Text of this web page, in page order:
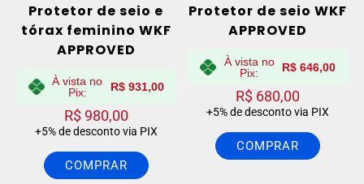
Protetor de seio e
tórax feminino WKF
APPROVED
À vista no
Pix:
R$931,00
R$980,00
+5% de desconto via PIX
COMPRAR
Protetor de seio WKF
APPROVED
À vista no
Pix:
R$ 646,00
R$ 680,00
+5% de desconto via PIX
COMPRAR